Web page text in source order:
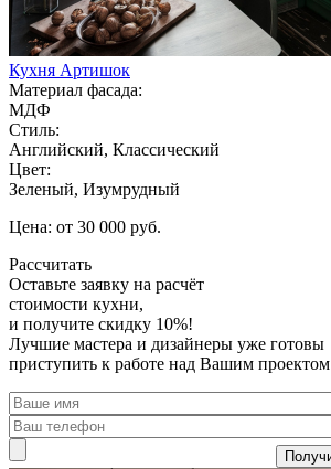
Кухня Артишок
Материал фасада:
МДФ
Стиль:
Английский, Классический
Цвет:
Зеленый, Изумрудный
Цена: от 30 000 руб.
Рассчитать
Оставьте заявку на расчёт
стоимости кухни,
и получите скидку 10%!
Лучшие мастера и дизайнеры уже готовы
приступить к работе над Вашим проектом